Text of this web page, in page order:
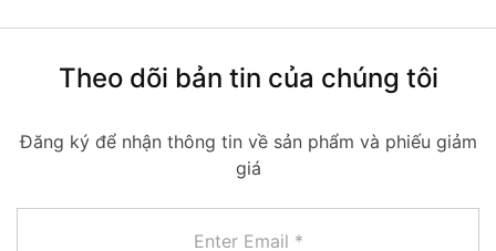
Theo dõi bản tin của chúng tôi
Đăng ký để nhận thông tin về sản phẩm và phiếu giảm
giá